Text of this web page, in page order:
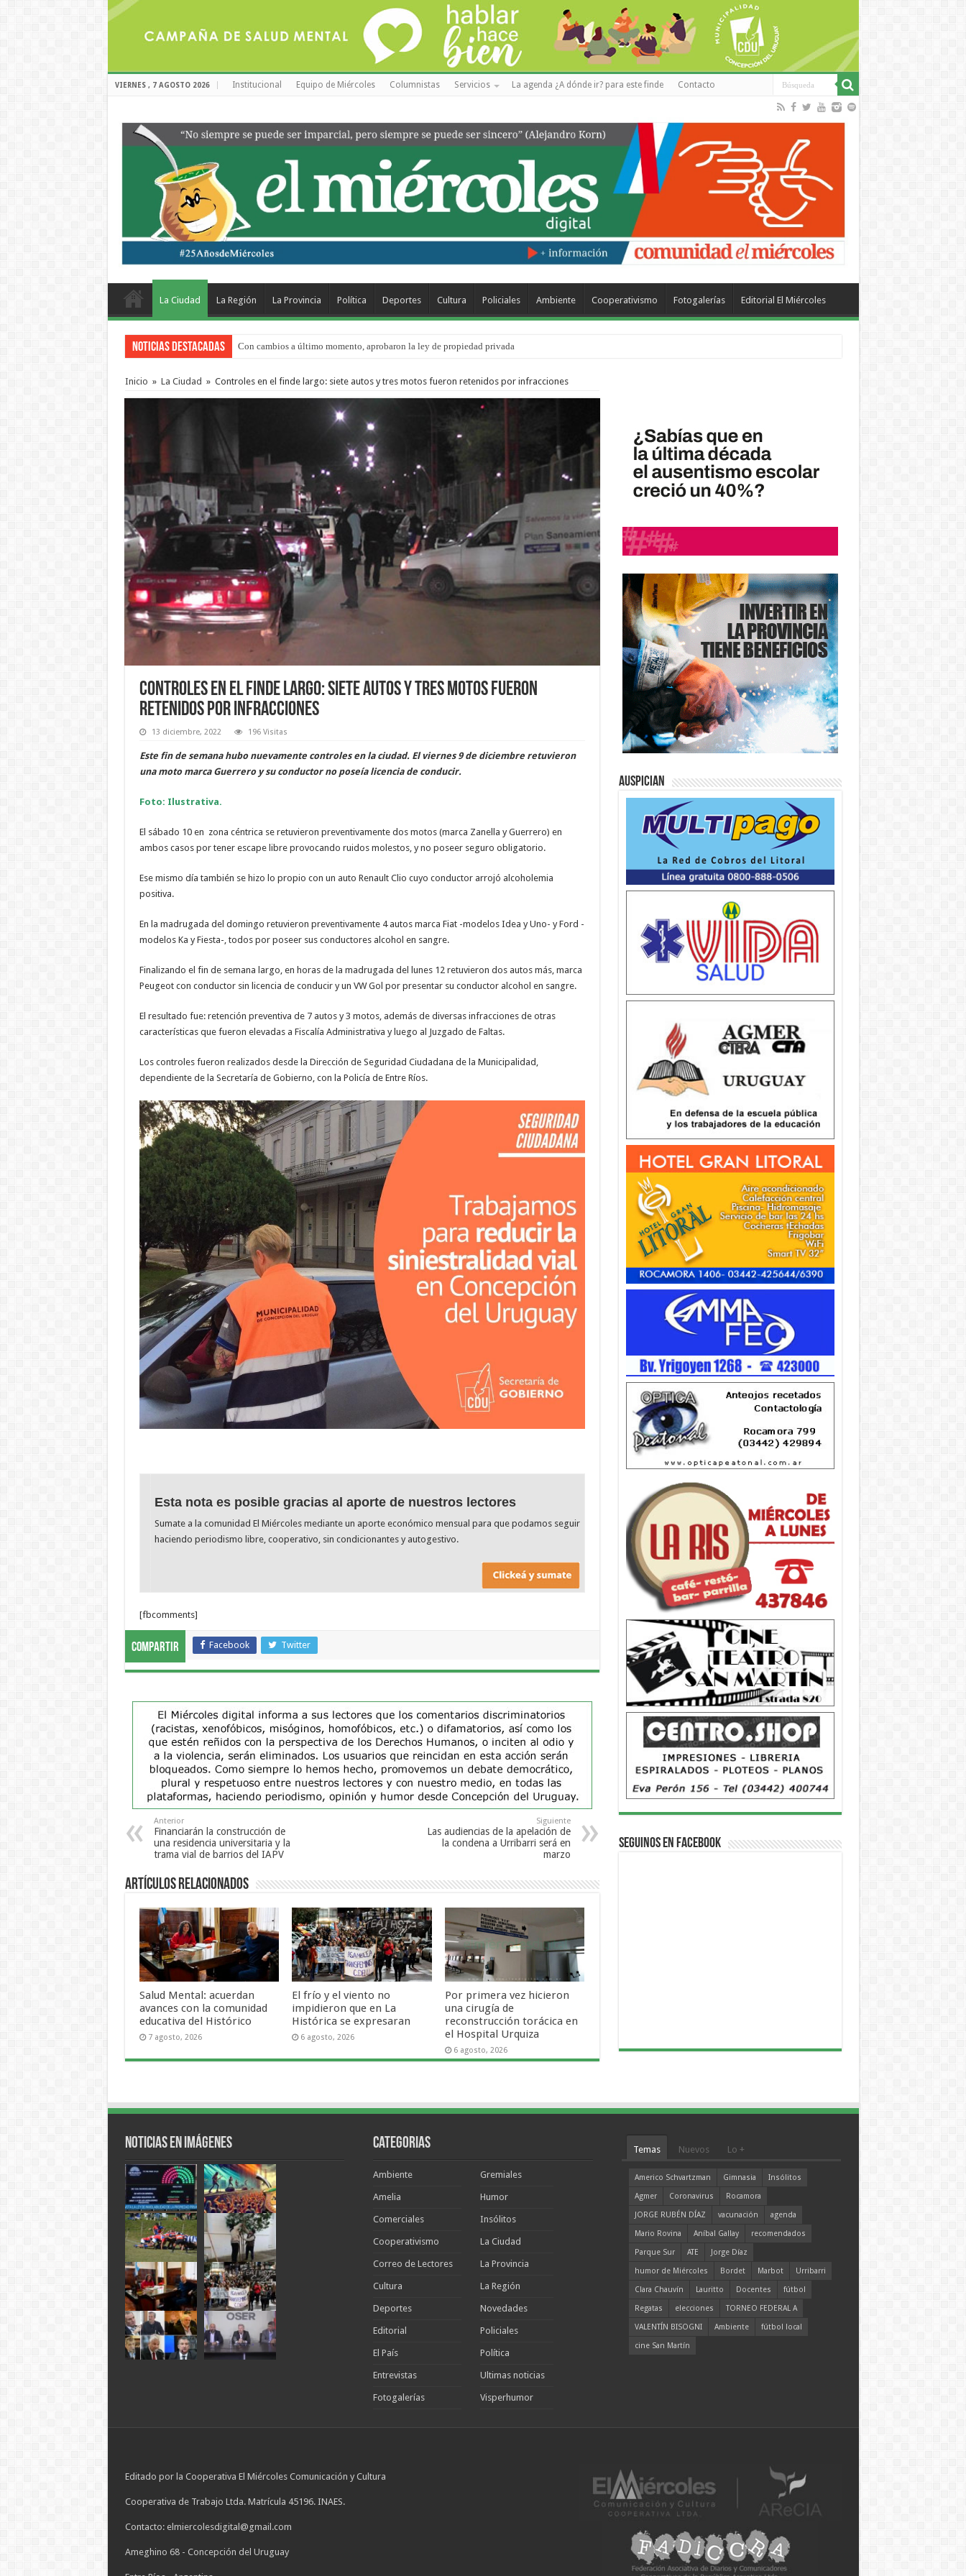
VIERNES , 7 AGOSTO 2026 Institucional Equipo de Miércoles Columnistas Servicios La agenda ¿A dónde ir? para este finde Contacto
La Ciudad La Región La Provincia Política Deportes Cultura Policiales Ambiente Cooperativismo Fotogalerías Editorial El Miércoles
Noticias Destacadas Con cambios a último momento, aprobaron la ley de propiedad privada
Del viernes 7 al domingo 9 de agosto: la agenda ¿A dónde ir? para este finde
Inicio » La Ciudad » Controles en el finde largo: siete autos y tres motos fueron retenidos por infracciones
Controles en el finde largo: siete autos y tres motos fueron
retenidos por infracciones
13 diciembre, 2022 196 Visitas
Este fin de semana hubo nuevamente controles en la ciudad. El viernes 9 de diciembre retuvieron
una moto marca Guerrero y su conductor no poseía licencia de conducir.
Foto: Ilustrativa.
El sábado 10 en zona céntrica se retuvieron preventivamente dos motos (marca Zanella y Guerrero) en
ambos casos por tener escape libre provocando ruidos molestos, y no poseer seguro obligatorio.
Ese mismo día también se hizo lo propio con un auto Renault Clio cuyo conductor arrojó alcoholemia
positiva.
En la madrugada del domingo retuvieron preventivamente 4 autos marca Fiat -modelos Idea y Uno- y Ford -
modelos Ka y Fiesta-, todos por poseer sus conductores alcohol en sangre.
Finalizando el fin de semana largo, en horas de la madrugada del lunes 12 retuvieron dos autos más, marca
Peugeot con conductor sin licencia de conducir y un VW Gol por presentar su conductor alcohol en sangre.
El resultado fue: retención preventiva de 7 autos y 3 motos, además de diversas infracciones de otras
características que fueron elevadas a Fiscalía Administrativa y luego al Juzgado de Faltas.
Los controles fueron realizados desde la Dirección de Seguridad Ciudadana de la Municipalidad,
dependiente de la Secretaría de Gobierno, con la Policía de Entre Ríos.
Esta nota es posible gracias al aporte de nuestros lectores
Sumate a la comunidad El Miércoles mediante un aporte económico mensual para que podamos seguir
haciendo periodismo libre, cooperativo, sin condicionantes y autogestivo.
[fbcomments]
Compartir Facebook Twitter
Anterior
Financiarán la construcción de
una residencia universitaria y la
trama vial de barrios del IAPV
Siguiente
Las audiencias de la apelación de
la condena a Urribarri será en
marzo
Artículos Relacionados
Salud Mental: acuerdan
avances con la comunidad
educativa del Histórico
7 agosto, 2026
El frío y el viento no
impidieron que en La
Histórica se expresaran
6 agosto, 2026
Por primera vez hicieron
una cirugía de
reconstrucción torácica en
el Hospital Urquiza
6 agosto, 2026
Auspician
Seguinos en Facebook
Noticias en Imágenes Categorias
Ambiente
Amelia
Comerciales
Cooperativismo
Correo de Lectores
Cultura
Deportes
Editorial
El País
Entrevistas
Fotogalerías
Gremiales
Humor
Insólitos
La Ciudad
La Provincia
La Región
Novedades
Policiales
Política
Ultimas noticias
Visperhumor
Temas Nuevos Lo +
Americo Schvartzman Gimnasia
Insólitos
Agmer
Coronavirus
Rocamora
JORGE RUBÉN DÍAZ
vacunación
agenda
Mario Rovina
Aníbal Gallay
recomendados
Parque Sur
ATE
Jorge Díaz
humor de Miércoles
Bordet Marbot
Urribarri
Clara Chauvín
Lauritto Docentes
fútbol
Regatas
elecciones
TORNEO FEDERAL A
VALENTÍN BISOGNI
Ambiente
fútbol local
cine San Martín
Editado por la Cooperativa El Miércoles Comunicación y Cultura
Cooperativa de Trabajo Ltda. Matrícula 45196. INAES.
Contacto: elmiercolesdigital@gmail.com
Ameghino 68 - Concepción del Uruguay